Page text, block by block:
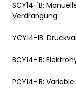
SCY14-1B:
Verdrängung
YCY14-1B:
BCY14-1B:
PCY14-1B: